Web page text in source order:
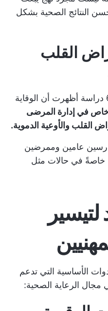
النتائج الصحية بشكل
القلب
أظهرت أن الوقاية
في إدارة المرضى
القلب والأوعية الدموية.
عامين وممرضين
خاصةً في حالات مثل
الأساسية التي تدعم
مجال الرعاية الصحية: